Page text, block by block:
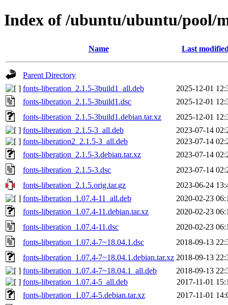
Index of /ubuntu/ubuntu/pool/
Name Last
Parent Directory
fonts-liberation_2.1.5-3build1_all.deb
2025-12-01
fonts-liberation_2.1.5-3build1.dsc
2025-12-01
fonts-liberation_2.1.5-3build1.debian.tar.xz
2025-12-01
fonts-liberation_2.1.5-3_all.deb
2023-07-14
fonts-liberation2_2.1.5-3_all.deb
2023-07-14
fonts-liberation_2.1.5-3.debian.tar.xz
2023-07-14
fonts-liberation_2.1.5-3.dsc
2023-07-14
fonts-liberation_2.1.5.orig.tar.gz
2023-06-24
fonts-liberation_1.07.4-11_all.deb
2020-02-23
fonts-liberation_1.07.4-11.debian.tar.xz
2020-02-23
fonts-liberation_1.07.4-11.dsc
2020-02-23
fonts-liberation_1.07.4-7~18.04.1.dsc
2018-09-13
fonts-liberation_1.07.4-7~18.04.1.debian.tar.xz 2018-09-13
fonts-liberation_1.07.4-7~18.04.1_all.deb
2018-09-13
fonts-liberation_1.07.4-5_all.deb
2017-11-01
fonts-liberation_1.07.4-5.debian.tar.xz
2017-11-01